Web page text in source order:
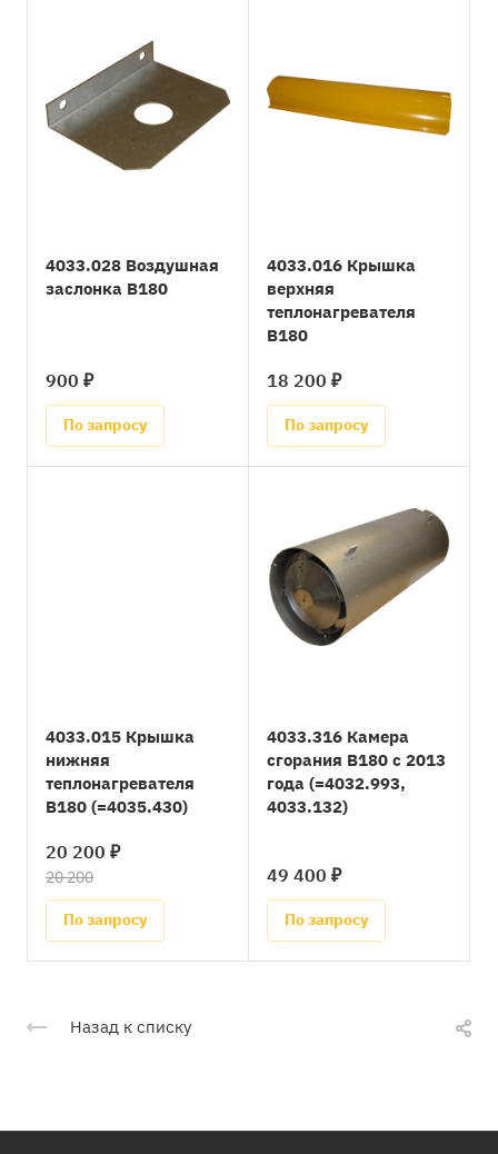
4033.028 Воздушная
заслонка B180
900 ₽
По запросу
4033.016 Крышка
верхняя
теплонагревателя
B180
18 200 ₽
По запросу
4033.015 Крышка
нижняя
теплонагревателя
B180 (=4035.430)
20 200 ₽
20 200
По запросу
4033.316 Камера
сгорания B180 с 2013
года (=4032.993,
4033.132)
49 400 ₽
По запросу
Назад к списку